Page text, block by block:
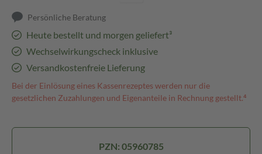
Persönliche Beratung
Heute bestellt und morgen geliefert³
Wechselwirkungscheck inklusive
Versandkostenfreie Lieferung
Bei der Einlösung eines Kassenrezeptes werden nur die
gesetzlichen Zuzahlungen und Eigenanteile in Rechnung gestellt.⁴
PZN: 05960785